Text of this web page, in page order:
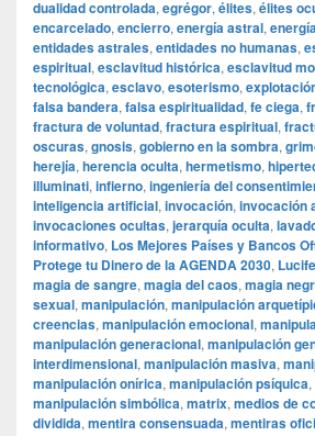
dualidad controlada, egrégor, élites, élites
encarcelado, encierro, energía astral,
entidades astrales, entidades no humanas,
espiritual, esclavitud histórica, esclavitud
tecnológica, esclavo, esoterismo,
falsa bandera, falsa espiritualidad, fe ciega,
fractura de voluntad, fractura espiritual,
oscuras, gnosis, gobierno en la sombra,
herejía, herencia oculta, hermetismo,
illuminati, infierno, ingeniería del
inteligencia artificial, invocación, invocación
invocaciones ocultas, jerarquía oculta,
informativo, Los Mejores Países y Bancos
Protege tu Dinero de la AGENDA 2030,
magia de sangre, magia del caos, magia
sexual, manipulación, manipulación
creencias, manipulación emocional,
manipulación generacional, manipulación
interdimensional, manipulación masiva,
manipulación onírica, manipulación psíquica,
manipulación simbólica, matrix, medios de
dividida, mentira consensuada, mentiras